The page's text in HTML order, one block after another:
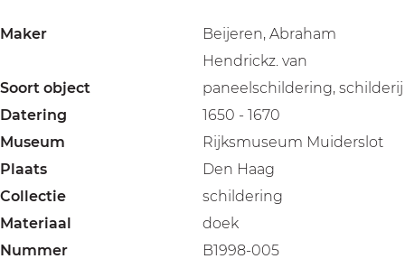
Maker
Beijeren, Abraham
Hendrickz. van
Soort object
paneelschildering, schilderij
Datering
1650 - 1670
Museum
Rijksmuseum Muiderslot
Plaats
Den Haag
Collectie
schildering
Materiaal
doek
Nummer
B1998-005